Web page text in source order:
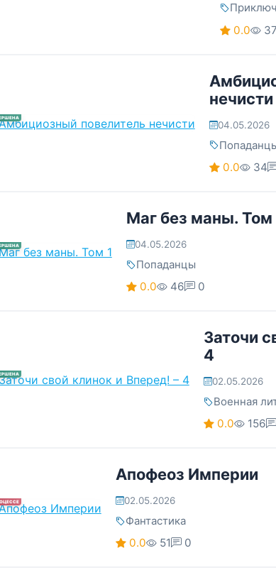
0.0
37
нечисти
04.05.2026
0.0
34
Маг без маны. Том
04.05.2026
Попаданцы
0.0
46 0
Заточи
4
02.05.2026
Военная
0.0
156
Апофеоз Империи
02.05.2026
Фантастика
0.0
51 0